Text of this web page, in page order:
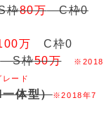
80万C枠0
万 C枠0
S枠50万
※2018
ード
体型）※2018年7